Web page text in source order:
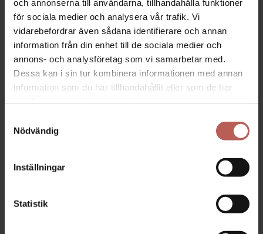
och annonserna till användarna, tillhandahålla funktioner
för sociala medier och analysera vår trafik. Vi
vidarebefordrar även sådana identifierare och annan
information från din enhet till de sociala medier och
annons- och analysföretag som vi samarbetar med.
Dessa kan i sin tur kombinera informationen med annan
information som du har tillhandahållit eller som de har
Nödvändig
Inställningar
Statistik